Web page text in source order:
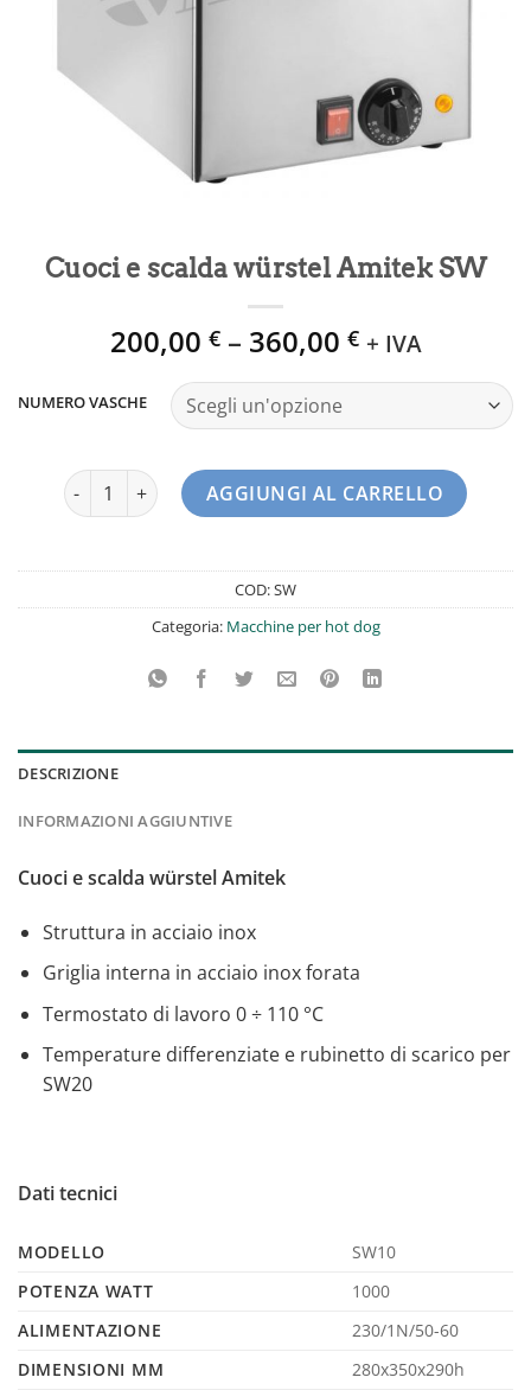
Cuoci e scalda würstel Amitek SW
200,00 €– 360,00 € + IVA
NUMERO VASCHE
Cuoci e scalda würstel Amitek SW quantità
AGGIUNGI AL CARRELLO
COD:SW
Categoria: Macchine per hot dog
DESCRIZIONE
INFORMAZIONI AGGIUNTIVE
Cuoci e scalda würstel Amitek
Struttura in acciaio inox
Griglia interna in acciaio inox forata
Termostato di lavoro 0 ÷ 110 °C
Temperature differenziate e rubinetto di scarico per
SW20
Dati tecnici
MODELLO
SW10
POTENZA WATT
1000
ALIMENTAZIONE
230/1N/50-60
DIMENSIONI MM
280x350x290h